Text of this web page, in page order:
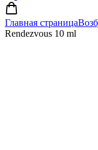
Главная страница
Rendezvous 10 ml